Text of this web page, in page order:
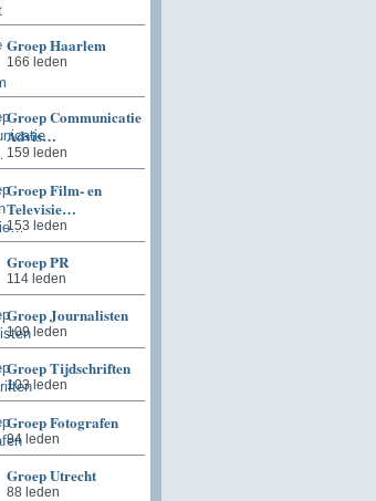
Groep Haarlem
166 leden
Groep Communicatie
Advis…
159 leden
Groep Film- en
Televisie…
153 leden
Groep PR
114 leden
Groep Journalisten
109 leden
Groep Tijdschriften
103 leden
Groep Fotografen
94 leden
Groep Utrecht
88 leden